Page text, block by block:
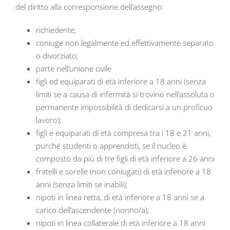
del diritto alla corresponsione dell’assegno:
richiedente;
coniuge non legalmente ed effettivamente separato
o divorziato;
parte nell’unione civile
figli ed equiparati di età inferiore a 18 anni (senza
limiti se a causa di infermità si trovino nell’assoluta o
permanente impossibilità di dedicarsi a un proficuo
lavoro);
figli e equiparati di età compresa tra i 18 e 21 anni,
purché studenti o apprendisti, se il nucleo è
composto da più di tre figli di età inferiore a 26 anni
fratelli e sorelle (non coniugati) di età inferiore a 18
anni (senza limiti se inabili);
nipoti in linea retta, di età inferiore a 18 anni se a
carico dell’ascendente (nonno/a);
nipoti in linea collaterale di età inferiore a 18 anni